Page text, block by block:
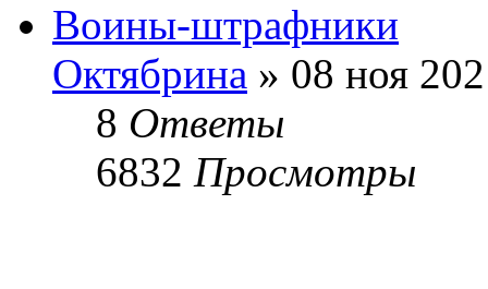
Воины-штрафники
Октябрина » 08 ноя
8 Ответы
6832 Просмотры